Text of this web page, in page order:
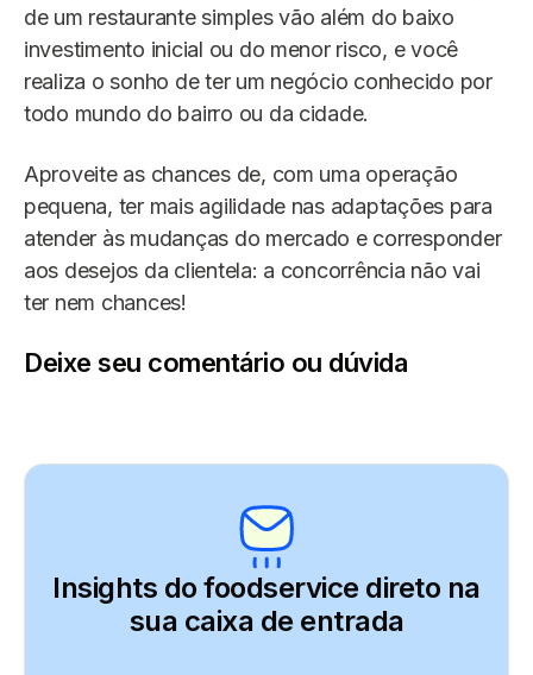
de um restaurante simples vão além do baixo
investimento inicial ou do menor risco, e você
realiza o sonho de ter um negócio conhecido por
todo mundo do bairro ou da cidade.
Aproveite as chances de, com uma operação
pequena, ter mais agilidade nas adaptações para
atender às mudanças do mercado e corresponder
aos desejos da clientela: a concorrência não vai
ter nem chances!
Deixe seu comentário ou dúvida
Insights do foodservice direto na
sua caixa de entrada